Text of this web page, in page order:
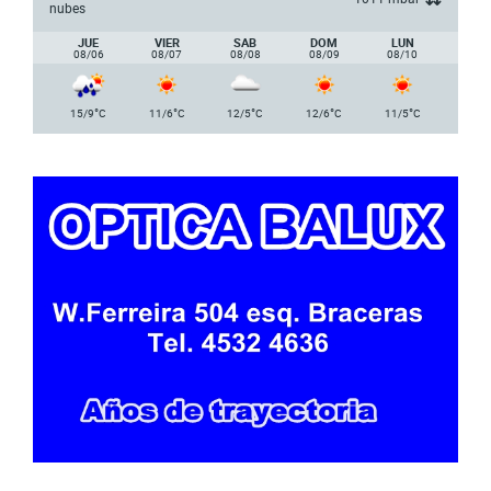
nubes
JUE
08/06
VIER
08/07
SAB
08/08
DOM
08/09
LUN
08/10
15/9°C 11/6°C 12/5°C 12/6°C 11/5°C